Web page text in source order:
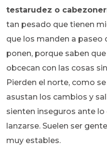
testarudez o
tan pesado que tienen
que los manden a paseo
ponen, porque saben
obcecan con las cosas
Pierden el norte, como
asustan los cambios y
sienten inseguros ante
lanzarse. Suelen ser
muy estables.